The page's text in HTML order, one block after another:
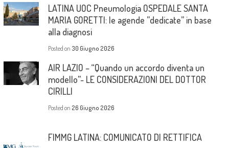
LATINA UOC Pneumologia OSPEDALE SANTA
MARIA GORETTI: le agende ”dedicate” in base
alla diagnosi
Posted on 30 Giugno 2026
AIR LAZIO – “Quando un accordo diventa un
modello”- LE CONSIDERAZIONI DEL DOTTOR
CIRILLI
Posted on 26 Giugno 2026
FIMMG LATINA: COMUNICATO DI RETTIFICA